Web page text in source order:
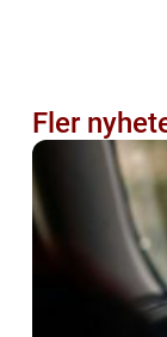
Fler